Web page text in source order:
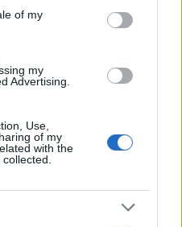
of my
my
Advertising.
Use,
of my
with the
από reCAPTCHA, ισχύουν